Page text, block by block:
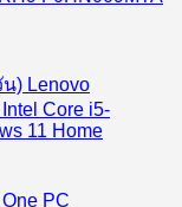
) Lenovo
Core i5-
11 Home